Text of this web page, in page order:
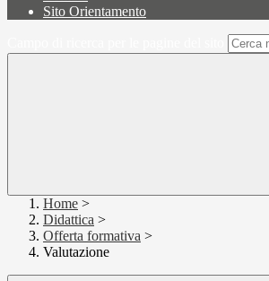
Sito Orientamento
Home >
Didattica >
Offerta formativa >
Valutazione